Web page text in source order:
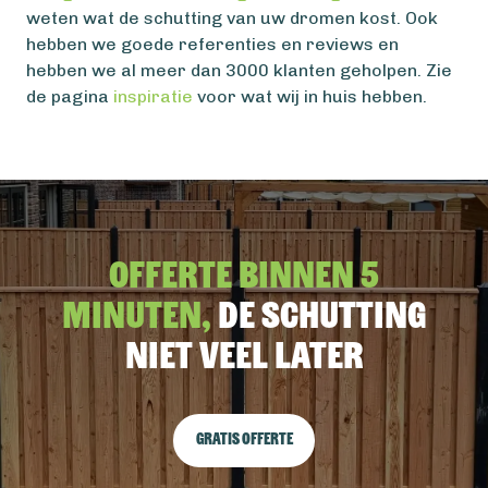
weten wat de schutting van uw dromen kost. Ook
hebben we goede referenties en reviews en
hebben we al meer dan 3000 klanten geholpen. Zie
de pagina inspiratie voor wat wij in huis hebben.
Offerte binnen 5
minuten,De schutting
niet veel later
Gratis offerte